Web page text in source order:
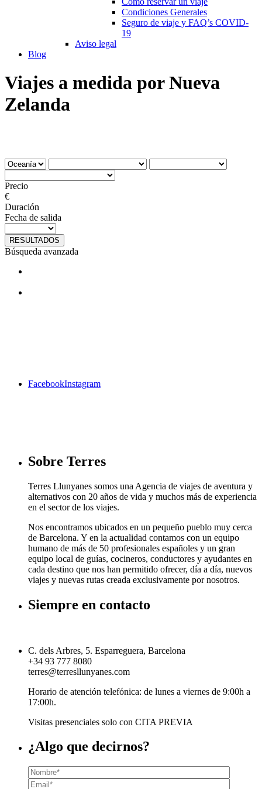
Condiciones Generales
Seguro de viaje y FAQ’s COVID-
19
Aviso legal
Blog
Viajes a medida por Nueva
Zelanda
Precio
€
Duración
Fecha de salida
RESULTADOS
Búsqueda avanzada
FacebookInstagram
Sobre Terres
Terres Llunyanes somos una Agencia de viajes de aventura y
alternativos con 20 años de vida y muchos más de experiencia
en el sector de los viajes.
Nos encontramos ubicados en un pequeño pueblo muy cerca
de Barcelona. Y en la actualidad contamos con un equipo
humano de más de 50 profesionales españoles y un gran
equipo local de guías, cocineros, conductores y ayudantes en
cada destino que nos han permitido ofrecer, día a día, nuevos
viajes y nuevas rutas creada exclusivamente por nosotros.
Siempre en contacto
C. dels Arbres, 5. Esparreguera, Barcelona
+34 93 777 8080
terres@terresllunyanes.com
Horario de atención telefónica: de lunes a viernes de 9:00h a
17:00h.
Visitas presenciales solo con CITA PREVIA
¿Algo que decirnos?